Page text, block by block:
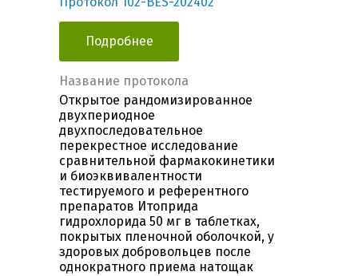
Подробнее
Название протокола
Открытое рандомизированное
двухпериодное
двухпоследовательное
перекрестное исследование
сравнительной фармакокинетики
и биоэквивалентности
тестируемого и референтного
препаратов Итоприда
гидрохлорида 50 мг в таблетках,
покрытых пленочной оболочкой, у
здоровых добровольцев после
однократного приема натощак